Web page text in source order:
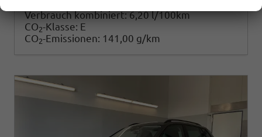
Verbrauch kombiniert:6,20 l/100km
CO2-Klasse: E
CO2-Emissionen: 141,00 g/km